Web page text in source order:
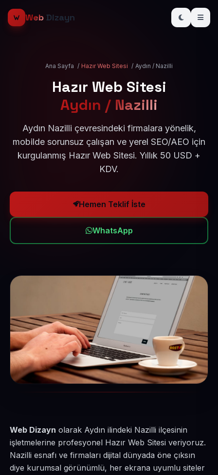
Web Dizayn
Ana Sayfa / Hazır Web Sitesi / Aydın / Nazilli
Hazır Web Sitesi
Aydın / Nazilli
Aydın Nazilli çevresindeki firmalara yönelik,
mobilde sorunsuz çalışan ve yerel SEO/AEO için
kurgulanmış Hazır Web Sitesi. Yıllık 50 USD +
KDV.
Hemen Teklif İste
WhatsApp
Web Dizayn olarak Aydın ilindeki Nazilli ilçesinin
işletmelerine profesyonel Hazır Web Sitesi veriyoruz.
Nazilli esnafı ve firmaları dijital dünyada öne çıksın
diye kurumsal görünümlü, her ekrana uyumlu siteler